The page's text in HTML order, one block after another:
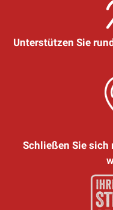
Unterstützen Sie
Schließen Sie sich